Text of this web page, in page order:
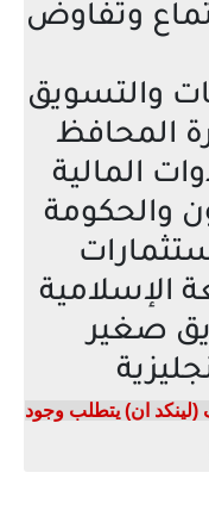
وتفاوض
والتسويق
المحافظ
المالية
والحكومة
الإسلامية
صغير
(لينكد ان) يتطلب وجود